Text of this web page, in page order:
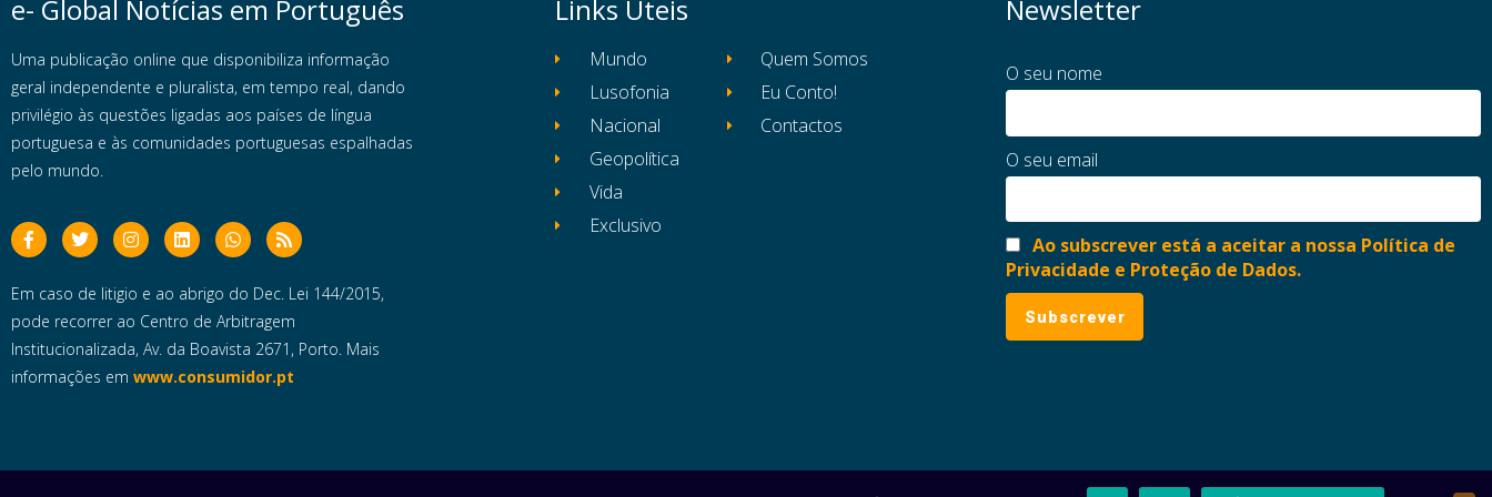
e- Global Notícias em Português
Uma publicação online que disponibiliza informação
geral independente e pluralista, em tempo real, dando
privilégio às questões ligadas aos países de língua
portuguesa e às comunidades portuguesas espalhadas
pelo mundo.
Em caso de litigio e ao abrigo do Dec. Lei 144/2015,
pode recorrer ao Centro de Arbitragem
Institucionalizada, Av. da Boavista 2671, Porto. Mais
informações em www.consumidor.pt
Links Úteis
Mundo
Lusofonia
Nacional
Geopolítica
Vida
Exclusivo
Quem Somos
Eu Conto!
Contactos
Newsletter
O seu nome
O seu email
Ao subscrever está a aceitar a nossa Política de
Privacidade e Proteção de Dados.